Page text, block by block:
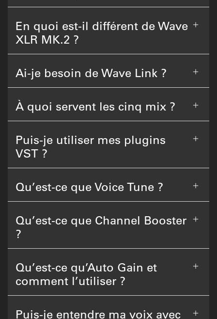
En quoi est-il différent de Wave
XLR MK.2 ?
Ai-je besoin de Wave Link ?
À quoi servent les cinq mix ?
Puis-je utiliser mes plugins
VST ?
Qu’est-ce que Voice Tune ?
Qu’est-ce que Channel Booster
?
Qu’est-ce qu’Auto Gain et
comment l’utiliser ?
Puis-je entendre ma voix avec